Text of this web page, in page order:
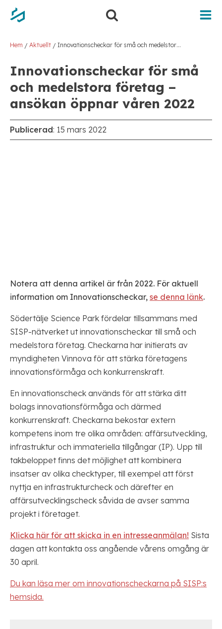
Hem / Aktuellt / Innovationscheckar för små och medelstora företag – ansökan öppnar våren 2022
Innovationscheckar för små
och medelstora företag –
ansökan öppnar våren 2022
Publicerad: 15 mars 2022
Notera att denna artikel är från 2022. För aktuell
information om Innovationscheckar, se denna länk.
Södertälje Science Park fördelar tillsammans med
SISP-nätverket ut innovationscheckar till små och
medelstora företag. Checkarna har initierats av
myndigheten Vinnova för att stärka företagens
innovationsförmåga och konkurrenskraft.
En innovationscheck används för att stärka ditt
bolags innovationsförmåga och därmed
konkurrenskraft. Checkarna bekostar extern
kompetens inom tre olika områden: affärsutveckling,
infrastruktur och immateriella tillgångar (IP). Upp till
takbeloppet finns det möjlighet att kombinera
insatser av olika checktyper, till exempel att först
nyttja en infrastrukturcheck och därefter en
affärsutvecklingscheck såvida de avser samma
projekt i företaget.
Klicka här för att skicka in en intresseanmälan! Sista
dagen att kontakta oss angående vårens omgång är
30 april.
Du kan läsa mer om innovationscheckarna på SISP:s
hemsida.